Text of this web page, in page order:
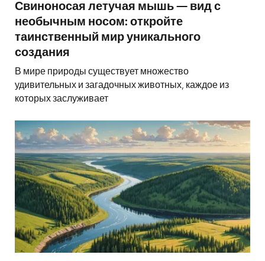
Свиноносая летучая мышь — вид с
необычным носом: откройте
таинственный мир уникального
создания
В мире природы существует множество
удивительных и загадочных животных, каждое из
которых заслуживает